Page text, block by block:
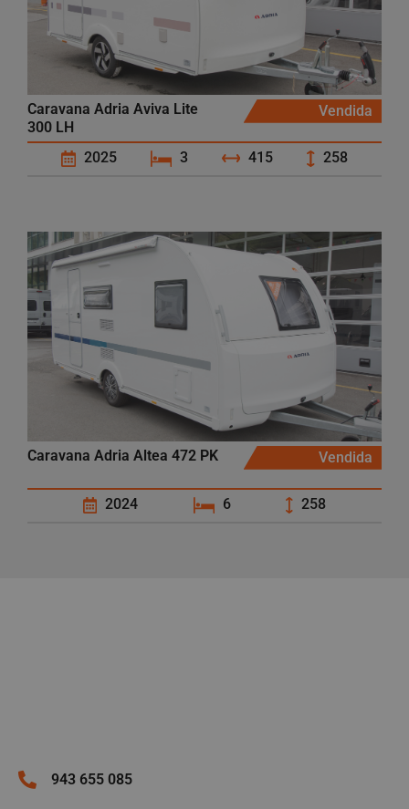
Caravana Adria Aviva Lite
300 LH
Vendida
2025 3 415 258
Caravana Adria Altea 472 PK Vendida
2024 6 258
943 655 085